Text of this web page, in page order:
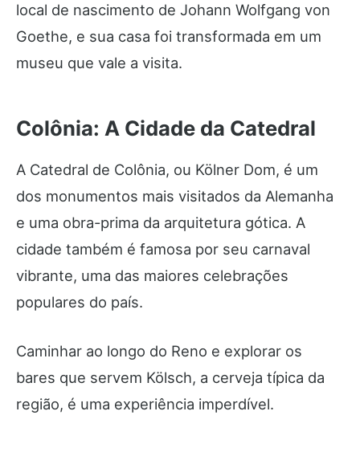
local de nascimento de Johann Wolfgang von
Goethe, e sua casa foi transformada em um
museu que vale a visita.
Colônia: A Cidade da Catedral
A Catedral de Colônia, ou Kölner Dom, é um
dos monumentos mais visitados da Alemanha
e uma obra-prima da arquitetura gótica. A
cidade também é famosa por seu carnaval
vibrante, uma das maiores celebrações
populares do país.
Caminhar ao longo do Reno e explorar os
bares que servem Kölsch, a cerveja típica da
região, é uma experiência imperdível.